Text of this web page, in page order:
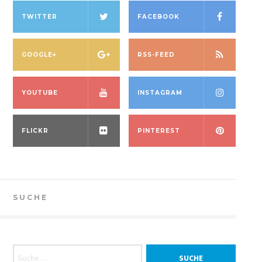
TWITTER FACEBOOK
GOOGLE+ RSS-FEED
YOUTUBE INSTAGRAM
FLICKR PINTEREST
SUCHE